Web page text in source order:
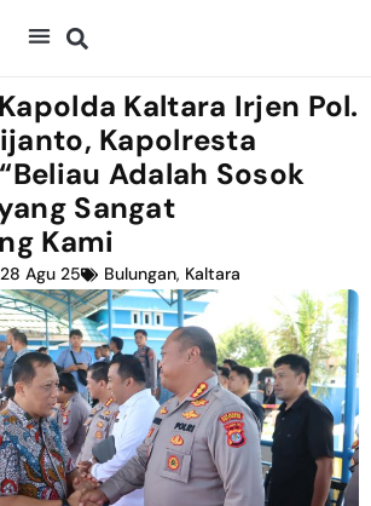
Kaltara Irjen Pol.
Kapolresta
Adalah Sosok
Sangat
Kami
Agu 25 Bulungan, Kaltara